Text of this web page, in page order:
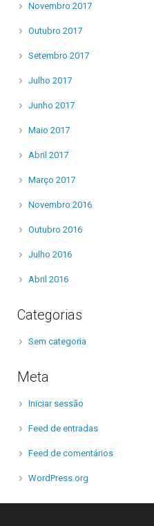
Novembro 2017
Outubro 2017
Setembro 2017
Julho 2017
Junho 2017
Maio 2017
Abril 2017
Março 2017
Novembro 2016
Outubro 2016
Julho 2016
Abril 2016
Categorias
Sem categoria
Meta
Iniciar sessão
Feed de entradas
Feed de comentários
WordPress.org